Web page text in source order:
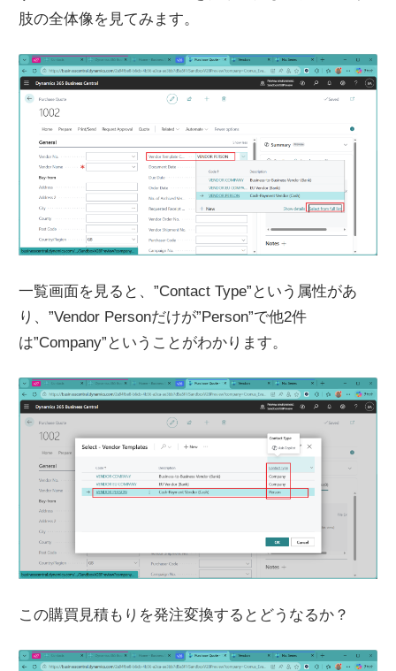
肢の全体像を見てみます。
一覧画面を見ると、”Contact Type”という属性があ
り、”Vendor Personだけが”Person”で他2件
は”Company”ということがわかります。
この購買見積もりを発注変換するとどうなるか？